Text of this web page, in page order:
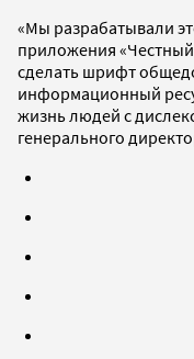
«Мы разрабатывали
приложения
сделать шрифт
информационный
жизнь людей с
генерального